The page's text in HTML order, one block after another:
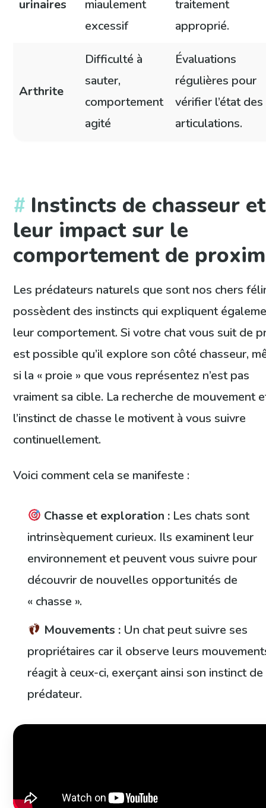
urinaires
miaulement
excessif
traitement
approprié.
Arthrite
Difficulté à
sauter,
comportement
agité
Évaluations
régulières pour
vérifier l’état des
articulations.
Instincts de chasseur et
leur impact sur le
comportement de
Les prédateurs naturels que sont nos chers
possèdent des instincts qui expliquent
leur comportement. Si votre chat vous suit de
est possible qu’il explore son côté chasseur,
si la « proie » que vous représentez n’est pas
vraiment sa cible. La recherche de mouvement
l’instinct de chasse le motivent à vous suivre
continuellement.
Voici comment cela se manifeste :
Chasse et exploration : Les chats sont
intrinsèquement curieux. Ils examinent leur
environnement et peuvent vous suivre pour
découvrir de nouvelles opportunités de
« chasse ».
Mouvements : Un chat peut suivre ses
propriétaires car il observe leurs
réagit à ceux-ci, exerçant ainsi son instinct de
prédateur.